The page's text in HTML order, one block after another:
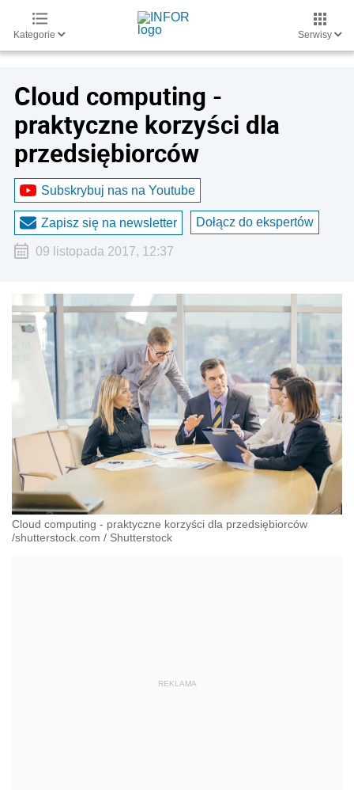
Kategorie Serwisy
Cloud computing -
praktyczne korzyści dla
przedsiębiorców
Subskrybuj nas na Youtube
Zapisz się na newsletter Dołącz do ekspertów
09 listopada 2017, 12:37
Cloud computing - praktyczne korzyści dla przedsiębiorców
/shutterstock.com / Shutterstock